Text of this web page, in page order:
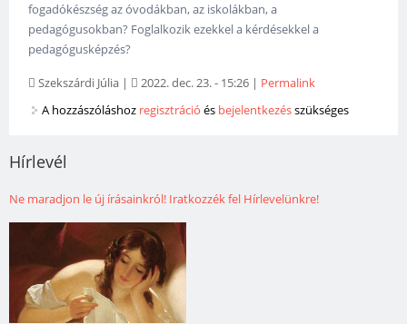
fogadókészség az óvodákban, az iskolákban, a
pedagógusokban? Foglalkozik ezekkel a kérdésekkel a
pedagógusképzés?
Szekszárdi Júlia | 2022. dec. 23. - 15:26 | Permalink
A hozzászóláshoz regisztráció és bejelentkezésszükséges
Hírlevél
Ne maradjon le új írásainkról! Iratkozzék fel Hírlevelünkre!